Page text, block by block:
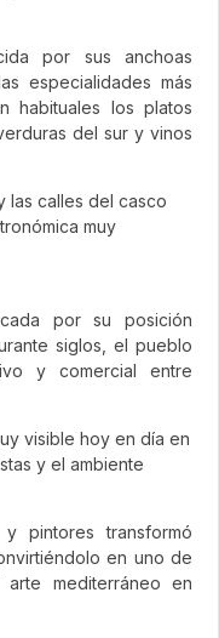
por sus anchoas
especialidades más
habituales los platos
del sur y vinos
las calles del casco
muy
por su posición
siglos, el pueblo
y comercial entre
visible hoy en día en
y el ambiente
pintores transformó
en uno de
mediterráneo en